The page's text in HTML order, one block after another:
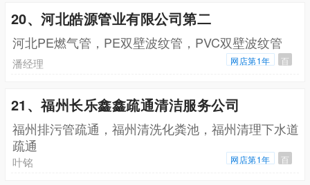
20、河北皓源管业有限公司第二
河北PE燃气管，PE双壁波纹管，PVC双壁波纹管
潘经理 网店第1年 百
21、福州长乐鑫鑫疏通清洁服务公司
福州排污管疏通，福州清洗化粪池，福州清理下水道
疏通
叶铭 网店第1年 百